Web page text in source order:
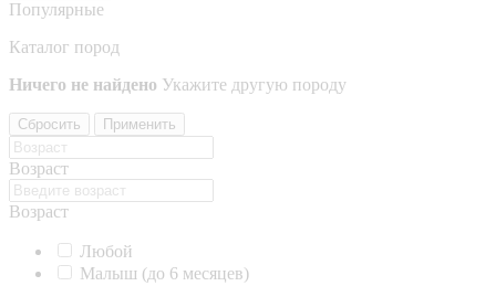
Популярные
Каталог пород
Ничего не найдено Укажите другую породу
Сбросить Применить
Возраст
Возраст
Любой
Малыш (до 6 месяцев)